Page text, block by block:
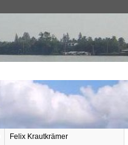
Anzeige #
Autor
Felix Krautkrämer